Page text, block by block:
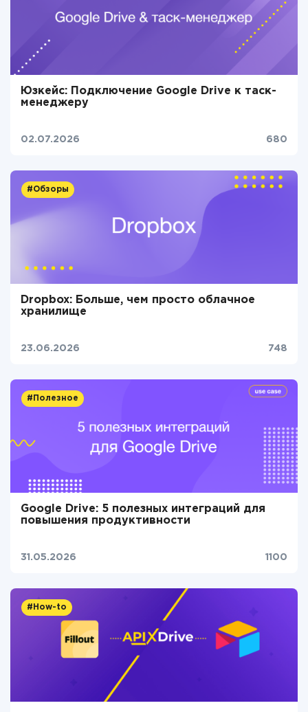
Юзкейс: Подключение Google Drive к таск-
менеджеру
02.07.2026 680
#Обзоры
Dropbox: Больше, чем просто облачное
хранилище
23.06.2026 748
#Полезное
Google Drive: 5 полезных интеграций для
повышения продуктивности
31.05.2026 1100
#How-to